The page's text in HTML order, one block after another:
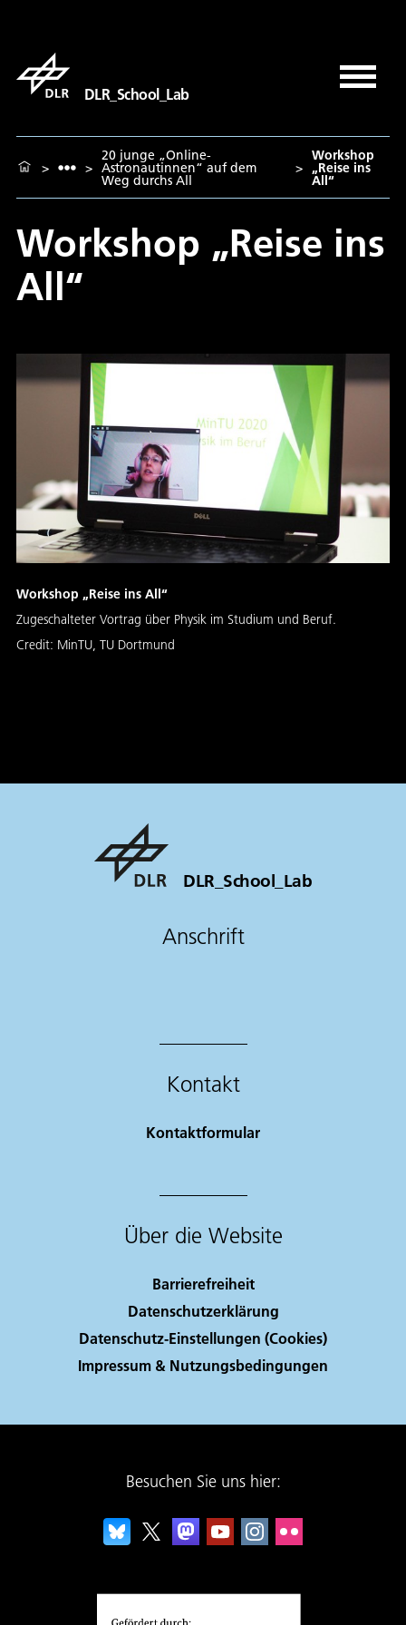
DLR_School_Lab
> >
20 junge „Online-
Astronautinnen“ auf dem
Weg durchs All
>
Workshop
„Reise ins
All“
Workshop „Reise ins
All“
Workshop „Reise ins All“
Zugeschalteter Vortrag über Physik im Studium und Beruf.
Credit: MinTU, TU Dortmund
DLR_School_Lab
Anschrift
Kontakt
Kontaktformular
Über die Website
Barrierefreiheit
Datenschutzerklärung
Datenschutz-Einstellungen (Cookies)
Impressum & Nutzungsbedingungen
Besuchen Sie uns hier: